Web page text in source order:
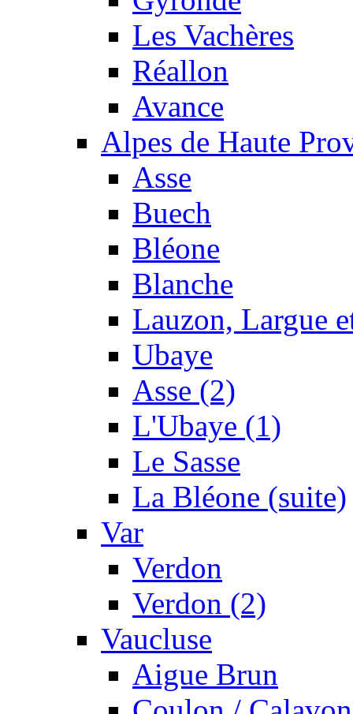
Les Vachères
Réallon
Avance
Alpes de Haute
Asse
Buech
Bléone
Blanche
Lauzon, Largue
Ubaye
Asse (2)
L'Ubaye (1)
Le Sasse
La Bléone (suite)
Var
Verdon
Verdon (2)
Vaucluse
Aigue Brun